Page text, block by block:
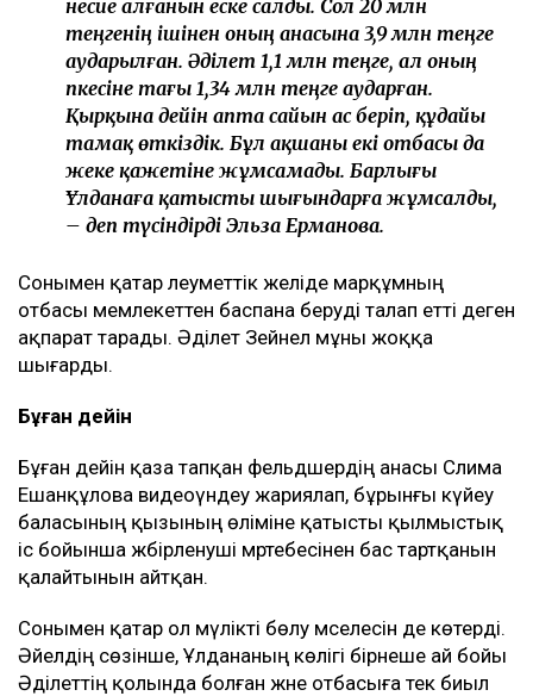
несие алғанын еске салды. Сол 20 млн
теңгенің ішінен оның анасына 3,9 млн теңге
аударылған. Әділет 1,1 млн теңге, ал оның
әпкесіне тағы 1,34 млн теңге аударған.
Қырқына дейін апта сайын ас беріп, құдайы
тамақ өткіздік. Бұл ақшаны екі отбасы да
жеке қажетіне жұмсамады. Барлығы
Ұлданаға қатысты шығындарға жұмсалды,
– деп түсіндірді Эльза Ерманова.
Сонымен қатар әлеуметтік желіде марқұмның
отбасы мемлекеттен баспана беруді талап етті деген
ақпарат тарады. Әділет Зейнел мұны жоққа
шығарды.
Бұған дейін
Бұған дейін қаза тапқан фельдшердің анасы Сәлима
Ешанқұлова видеоүндеу жариялап, бұрынғы күйеу
баласының қызының өліміне қатысты қылмыстық
іс бойынша жәбірленуші мәртебесінен бас тартқанын
қалайтынын айтқан.
Сонымен қатар ол мүлікті бөлу мәселесін де көтерді.
Әйелдің сөзінше, Ұлдананың көлігі бірнеше ай бойы
Әділеттің қолында болған және отбасыға тек биыл